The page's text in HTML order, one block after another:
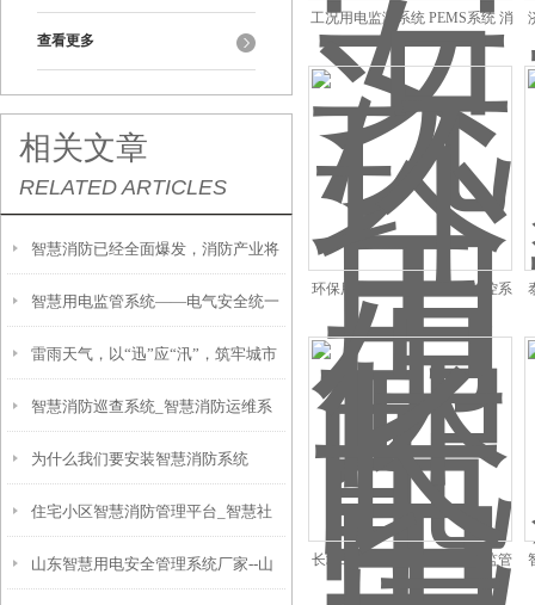
查看更多
相关文章
RELATED ARTICLES
智慧消防已经全面爆发，消防产业将
再起风云——力安科技
智慧用电监管系统——电气安全统一
管理系统/智慧用电为何收欢迎
雷雨天气，以“迅”应“汛”，筑牢城市
配电保供坚实堤坝
智慧消防巡查系统_智慧消防运维系
统
为什么我们要安装智慧消防系统
住宅小区智慧消防管理平台_智慧社
区智慧消防安全服务平台
山东智慧用电安全管理系统厂家--山
工况用电监测系统 PEMS系统 消
除环境隐患
环保用电榆林市用电工况监控系
统实时排污设备监管
长垣工厂用电监控环保在线监管
系统